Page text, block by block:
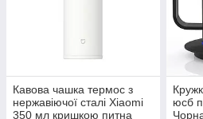
Кавова чашка термос з
нержавіючої сталі Xiaomi
350 мл кришкою питна
юсб